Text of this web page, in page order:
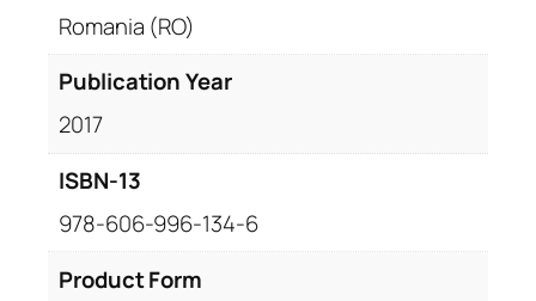
Romania (RO)
Publication Year
2017
ISBN-13
978-606-996-134-6
Product Form